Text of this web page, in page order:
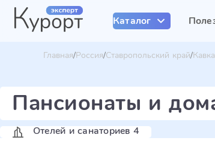
Каталог
Главная Россия Ставропольский край
Пансионаты и
Отелей и санаториев 4